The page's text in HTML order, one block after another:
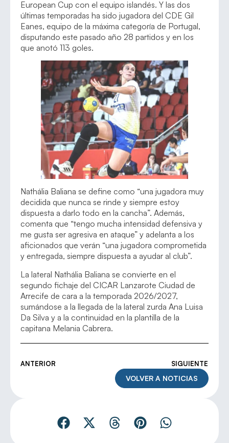
European Cup con el equipo islandés. Y las dos
últimas temporadas ha sido jugadora del CDE Gil
Eanes, equipo de la máxima categoría de Portugal,
disputando este pasado año 28 partidos y en los
que anotó 113 goles.
Nathália Baliana se define como “una jugadora muy
decidida que nunca se rinde y siempre estoy
dispuesta a darlo todo en la cancha”. Además,
comenta que “tengo mucha intensidad defensiva y
me gusta ser agresiva en ataque” y adelanta a los
aficionados que verán “una jugadora comprometida
y entregada, siempre dispuesta a ayudar al club”.
La lateral Nathália Baliana se convierte en el
segundo fichaje del CICAR Lanzarote Ciudad de
Arrecife de cara a la temporada 2026/2027,
sumándose a la llegada de la lateral zurda Ana Luisa
Da Silva y a la continuidad en la plantilla de la
capitana Melania Cabrera.
ANTERIOR SIGUIENTE
VOLVER A NOTICIAS